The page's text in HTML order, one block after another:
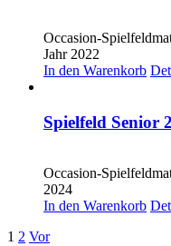
Occasion-
Jahr 2022
In den Warenkorb
Spielfeld Senior
Occasion-
2024
In den Warenkorb
1 2 Vor